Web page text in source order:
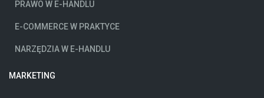
PRAWO W E-HANDLU
E-COMMERCE W PRAKTYCE
NARZĘDZIA W E-HANDLU
MARKETING